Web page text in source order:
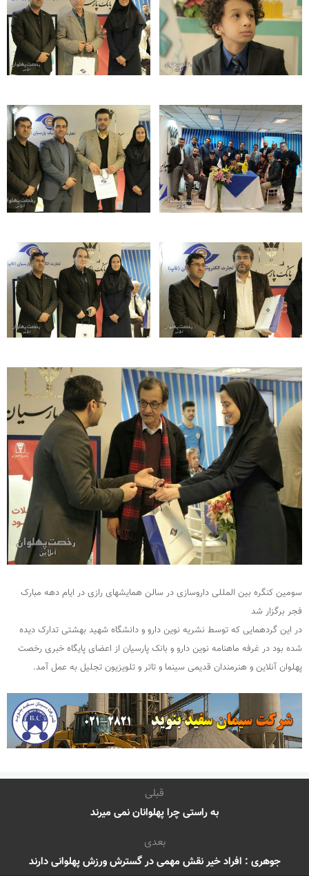
سومین کنگره بین المللی داروسازی در سالن همایشهای رازی در ایام دهه مبارک
فجر برگزار شد
در این گردهمایی که توسط نشریه نوین دارو و دانشگاه شهید بهشتی تدارک دیده
شده بود در غرفه ماهنامه نوین دارو و بانک پارسیان از اعضای پایگاه خبری رخصت
پهلوان آنلاین و هنرمندان قدیمی سینما و تاتر و تلویزیون تجلیل به عمل آمد.
قبلی
به راستی چرا پهلوانان نمی میرند
بعدی
جوهری : افراد خیر نقش مهمی در گسترش ورزش پهلوانی دارند